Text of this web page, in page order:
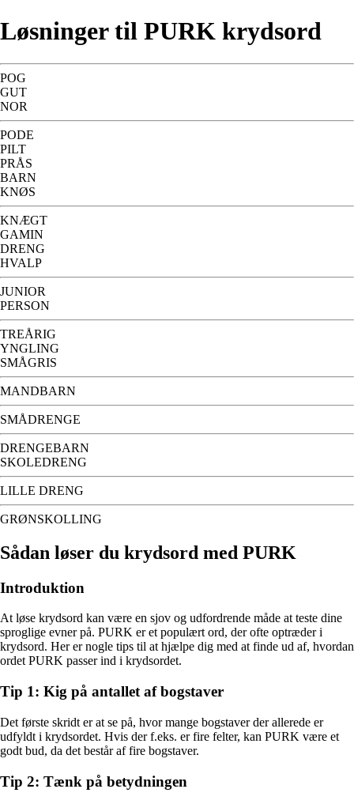
Løsninger til PURK krydsord
POG
GUT
NOR
PODE
PILT
PRÅS
BARN
KNØS
KNÆGT
GAMIN
DRENG
HVALP
JUNIOR
PERSON
TREÅRIG
YNGLING
SMÅGRIS
MANDBARN
SMÅDRENGE
DRENGEBARN
SKOLEDRENG
LILLE DRENG
GRØNSKOLLING
Sådan løser du krydsord med PURK
Introduktion
At løse krydsord kan være en sjov og udfordrende måde at teste dine
sproglige evner på. PURK er et populært ord, der ofte optræder i
krydsord. Her er nogle tips til at hjælpe dig med at finde ud af, hvordan
ordet PURK passer ind i krydsordet.
Tip 1: Kig på antallet af bogstaver
Det første skridt er at se på, hvor mange bogstaver der allerede er
udfyldt i krydsordet. Hvis der f.eks. er fire felter, kan PURK være et
godt bud, da det består af fire bogstaver.
Tip 2: Tænk på betydningen